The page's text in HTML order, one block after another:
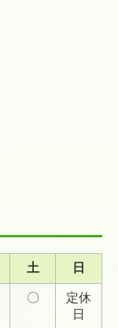
土 日
〇
定休
日